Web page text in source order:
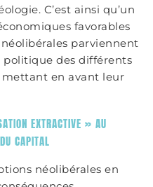
C’est ainsi qu’un
favorables
parviennent
politique des différents
en avant leur
EXTRACTIVE » AU
CAPITAL
néolibérales en